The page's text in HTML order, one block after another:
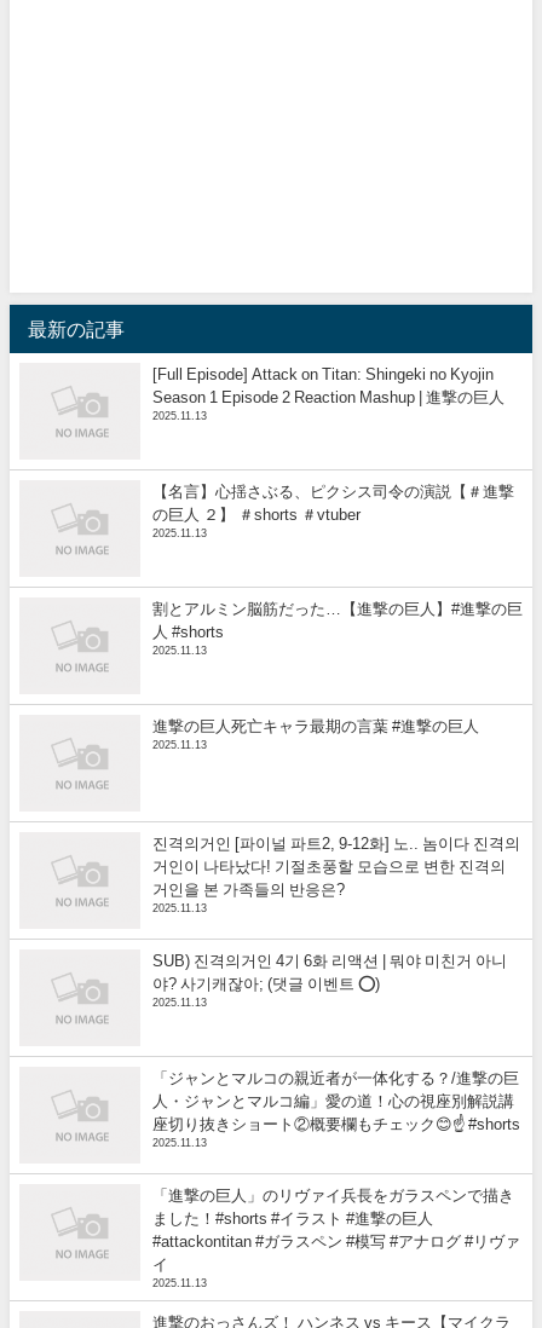
最新の記事
[Full Episode] Attack on Titan: Shingeki no Kyojin
Season 1 Episode 2 Reaction Mashup | 進撃の巨人
2025.11.13
【名言】心揺さぶる、ピクシス司令の演説【＃進撃
の巨人 ２】 ＃shorts ＃vtuber
2025.11.13
割とアルミン脳筋だった…【進撃の巨人】#進撃の巨
人 #shorts
2025.11.13
進撃の巨人死亡キャラ最期の言葉 #進撃の巨人
2025.11.13
진격의거인 [파이널 파트2, 9-12화] 노.. 놈이다 진격의
거인이 나타났다! 기절초풍할 모습으로 변한 진격의
거인을 본 가족들의 반응은?
2025.11.13
SUB) 진격의거인 4기 6화 리액션 | 뭐야 미친거 아니
야? 사기캐잖아; (댓글 이벤트 ⭕)
2025.11.13
「ジャンとマルコの親近者が一体化する？/進撃の巨
人・ジャンとマルコ編」愛の道！心の視座別解説講
座切り抜きショート②概要欄もチェック😊☝️ #shorts
2025.11.13
「進撃の巨人」のリヴァイ兵長をガラスペンで描き
ました！#shorts #イラスト #進撃の巨人
#attackontitan #ガラスペン #模写 #アナログ #リヴァ
イ
2025.11.13
進撃のおっさんズ！ ハンネス vs キース【マイクラ